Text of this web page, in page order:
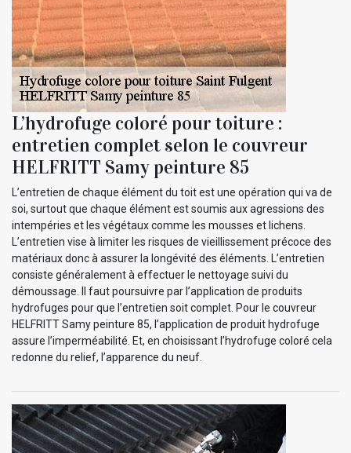
L’hydrofuge coloré pour toiture :
entretien complet selon le couvreur
HELFRITT Samy peinture 85
L’entretien de chaque élément du toit est une opération qui va de
soi, surtout que chaque élément est soumis aux agressions des
intempéries et les végétaux comme les mousses et lichens.
L’entretien vise à limiter les risques de vieillissement précoce des
matériaux donc à assurer la longévité des éléments. L’entretien
consiste généralement à effectuer le nettoyage suivi du
démoussage. Il faut poursuivre par l’application de produits
hydrofuges pour que l’entretien soit complet. Pour le couvreur
HELFRITT Samy peinture 85, l’application de produit hydrofuge
assure l’imperméabilité. Et, en choisissant l’hydrofuge coloré cela
redonne du relief, l’apparence du neuf.